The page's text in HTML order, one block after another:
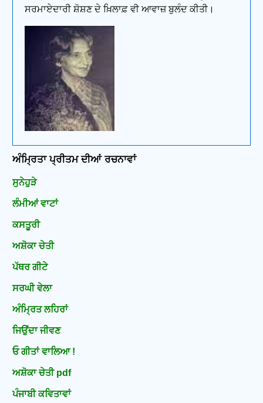
ਸਰਮਾਏਦਾਰੀ ਸ਼ੋਸ਼ਣ ਦੇ ਖ਼ਿਲਾਫ਼ ਵੀ ਆਵਾਜ਼ ਬੁਲੰਦ ਕੀਤੀ।
ਅੰਮ੍ਰਿਤਾ ਪ੍ਰੀਤਮ ਦੀਆਂ ਰਚਨਾਵਾਂ
ਸੁਨੇਹੁੜੇ
ਲੰਮੀਆਂ ਵਾਟਾਂ
ਕਸਤੂਰੀ
ਅਸ਼ੋਕਾ ਚੇਤੀ
ਪੱਥਰ ਗੀਟੇ
ਸਰਘੀ ਵੇਲਾ
ਅੰਮ੍ਰਿਤ ਲਹਿਰਾਂ
ਜਿਉਂਦਾ ਜੀਵਣ
ਓ ਗੀਤਾਂ ਵਾਲਿਆ !
ਅਸ਼ੋਕਾ ਚੇਤੀ pdf
ਪੰਜਾਬੀ ਕਵਿਤਾਵਾਂ